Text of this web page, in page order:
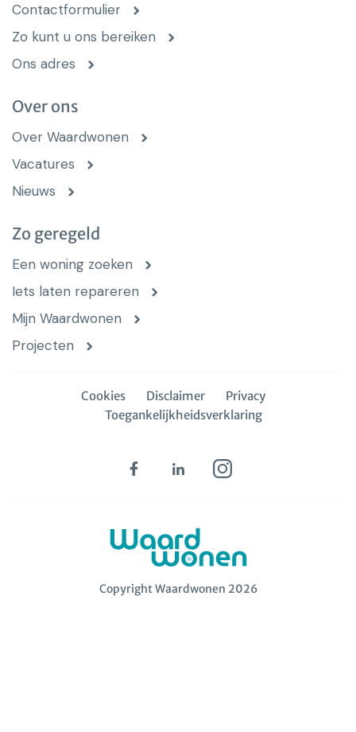
Contactformulier
Zo kunt u ons bereiken
Ons adres
Over ons
Over Waardwonen
Vacatures
Nieuws
Zo geregeld
Een woning zoeken
Iets laten repareren
Mijn Waardwonen
Projecten
Copyright Waardwonen 2026
Cookies Disclaimer
Privacy
Toegankelijkheidsverklaring